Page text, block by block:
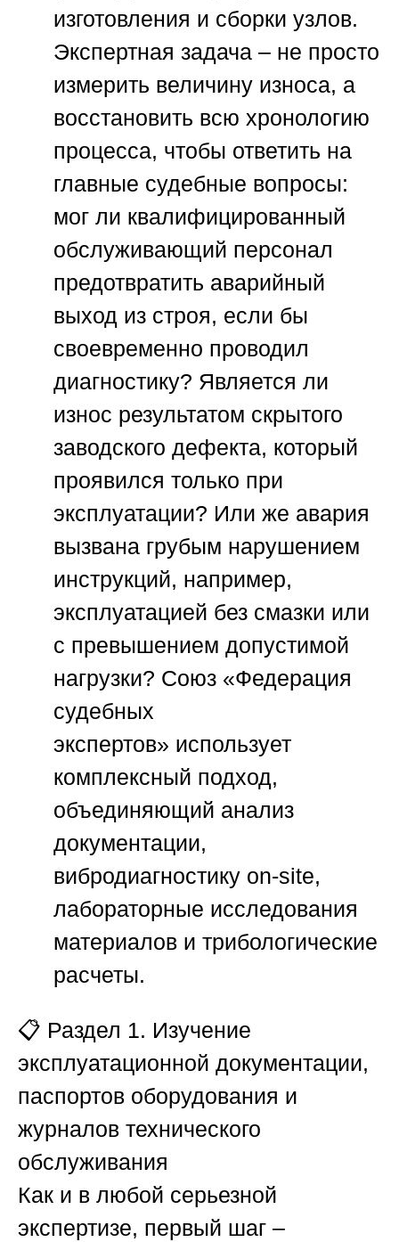
изготовления и сборки узлов.
Экспертная задача – не просто
измерить величину износа, а
восстановить всю хронологию
процесса, чтобы ответить на
главные судебные вопросы:
мог ли квалифицированный
обслуживающий персонал
предотвратить аварийный
выход из строя, если бы
своевременно проводил
диагностику? Является ли
износ результатом скрытого
заводского дефекта, который
проявился только при
эксплуатации? Или же авария
вызвана грубым нарушением
инструкций, например,
эксплуатацией без смазки или
с превышением допустимой
нагрузки? Союз «Федерация
судебных
экспертов» использует
комплексный подход,
объединяющий анализ
документации,
вибродиагностику on-site,
лабораторные исследования
материалов и трибологические
расчеты.
📋 Раздел 1. Изучение
эксплуатационной документации,
паспортов оборудования и
журналов технического
обслуживания
Как и в любой серьезной
экспертизе, первый шаг –